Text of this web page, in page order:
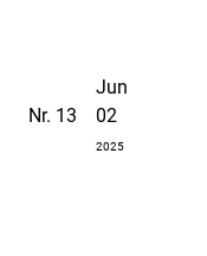
Nr. 13
Jun
02
2025